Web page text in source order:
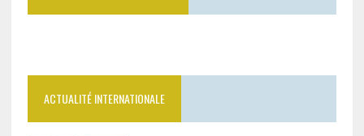
ACTUALITÉ INTERNATIONALE